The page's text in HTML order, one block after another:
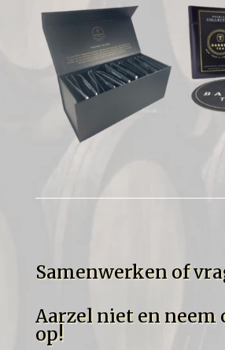
Samenwerken of
Aarzel niet en neem
op!